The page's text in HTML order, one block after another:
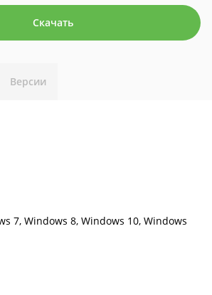
Скачать
Версии
7, Windows 8, Windows 10, Windows